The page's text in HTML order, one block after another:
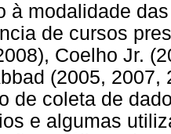
à modalidade
de cursos
Coelho Jr.
(2005,
de coleta de
e algumas